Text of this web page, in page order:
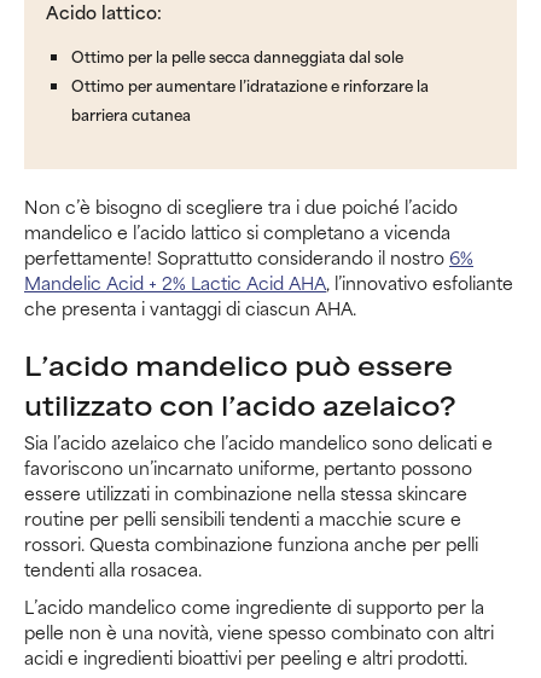
Acido lattico:
Ottimo per la pelle secca danneggiata dal sole
Ottimo per aumentare l’idratazione e rinforzare la
barriera cutanea
Non c’è bisogno di scegliere tra i due poiché l’acido
mandelico e l’acido lattico si completano a vicenda
perfettamente! Soprattutto considerando il nostro6%
Mandelic Acid + 2% Lactic Acid AHA, l’innovativo esfoliante
che presenta i vantaggi di ciascun AHA.
L’acido mandelico può essere
utilizzato con l’acido azelaico?
Sia l’acido azelaico che l’acido mandelico sono delicati e
favoriscono un’incarnato uniforme, pertanto possono
essere utilizzati in combinazione nella stessa skincare
routine per pelli sensibili tendenti a macchie scure e
rossori. Questa combinazione funziona anche per pelli
tendenti alla rosacea.
L’acido mandelico come ingrediente di supporto per la
pelle non è una novità, viene spesso combinato con altri
acidi e ingredienti bioattivi per peeling e altri prodotti.